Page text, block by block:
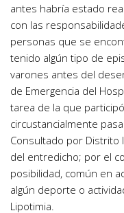
antes habría estado
con las
personas que se
tenido algún tipo de
varones antes del
de Emergencia del
tarea de la que
circustancialmente
Consultado por Distrito
del entredicho; por el
posibilidad, común en
algún deporte o
Lipotimia.